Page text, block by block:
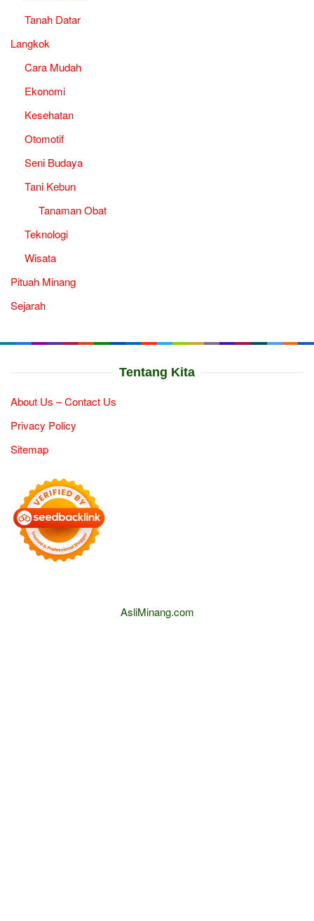
Tanah Datar
Langkok
Cara Mudah
Ekonomi
Kesehatan
Otomotif
Seni Budaya
Tani Kebun
Tanaman Obat
Teknologi
Wisata
Pituah Minang
Sejarah
Tentang Kita
About Us – Contact Us
Privacy Policy
Sitemap
AsliMinang.com